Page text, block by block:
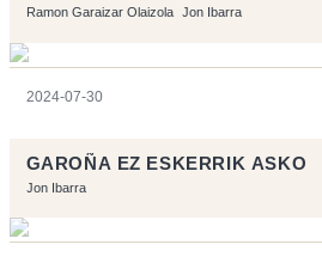
Ramon Garaizar Olaizola Jon Ibarra
2024-07-30
GAROÑA EZ ESKERRIK ASKO
Jon Ibarra